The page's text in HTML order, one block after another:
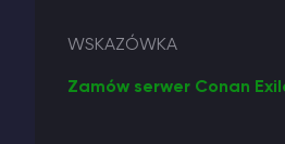
WSKAZÓWKA
Zamów serwer Conan